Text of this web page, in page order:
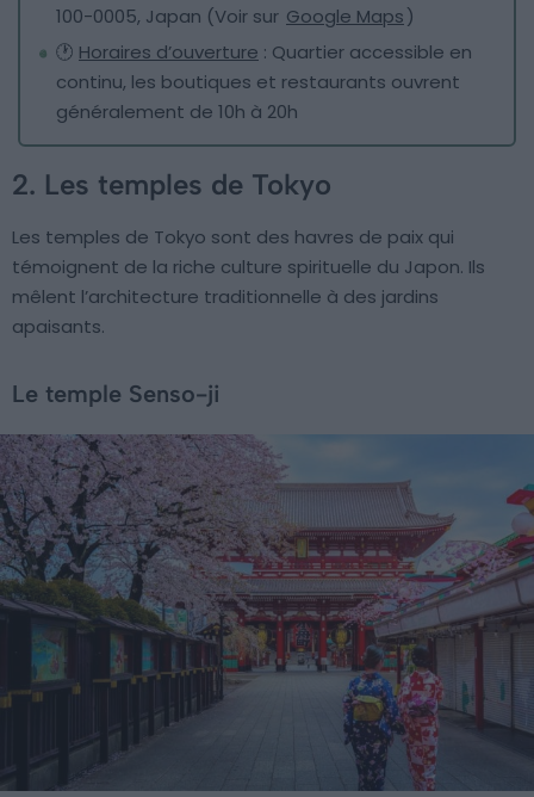
100-0005, Japan (Voir sur Google Maps)
🕐 Horaires d’ouverture : Quartier accessible en
continu, les boutiques et restaurants ouvrent
généralement de 10h à 20h
2. Les temples de Tokyo
Les temples de Tokyo sont des havres de paix qui
témoignent de la riche culture spirituelle du Japon. Ils
mêlent l’architecture traditionnelle à des jardins
apaisants.
Le temple Senso-ji